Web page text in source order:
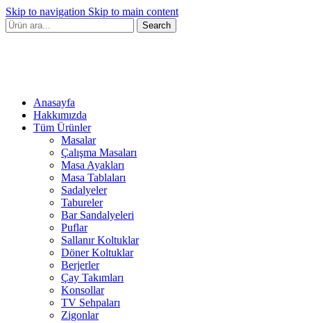
Skip to navigation Skip to main content
Search
Anasayfa
Hakkımızda
Tüm Ürünler
Masalar
Çalışma Masaları
Masa Ayakları
Masa Tablaları
Sadalyeler
Tabureler
Bar Sandalyeleri
Puflar
Sallanır Koltuklar
Döner Koltuklar
Berjerler
Çay Takımları
Konsollar
TV Sehpaları
Zigonlar